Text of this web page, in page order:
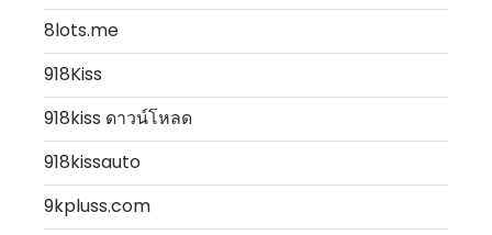
8lots.me
918Kiss
918kiss ดาวน์โหลด
918kissauto
9kpluss.com